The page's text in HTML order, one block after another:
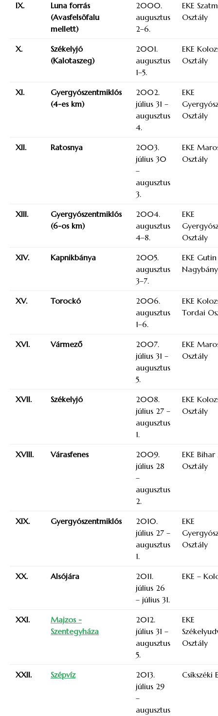
IX.
Luna forrás
(Avasfelsõfalu
mellett)
2000.
augusztus
2–6.
EKE
Osztály
X.
Székelyjó
(Kalotaszeg)
2001.
augusztus
1–5.
EKE
Osztály
XI.
Gyergyószentmiklós
(4-es km)
2002.
július 31 –
augusztus
4.
EKE
Osztály
XII. Ratosnya
2003.
július 30
–
augusztus
3.
EKE
Osztály
XIII.
Gyergyószentmiklós
(6-os km)
2004.
augusztus
4–8.
EKE
Osztály
XIV. Kapnikbánya
2005.
augusztus
3–7.
EKE
XV. Torockó
2006.
augusztus
1–6.
EKE
Tordai
XVI. Vármező
2007.
július 31 –
augusztus
5.
EKE
Osztály
XVII. Székelyjó
2008.
július 27 –
augusztus
1.
EKE
Osztály
XVIII. Várasfenes
2009.
július 28
–
augusztus
2.
EKE
Osztály
XIX. Gyergyószentmiklós
2010.
július 27 –
augusztus
1.
EKE
Osztály
XX. Alsójára
2011.
július 26
– július 31.
EKE –
XXI.
Majzos -
Szentegyháza
2012.
július 31 –
augusztus
5.
EKE
Osztály
XXII. Szépvíz
2013.
július 29
–
augusztus
Csíkszéki